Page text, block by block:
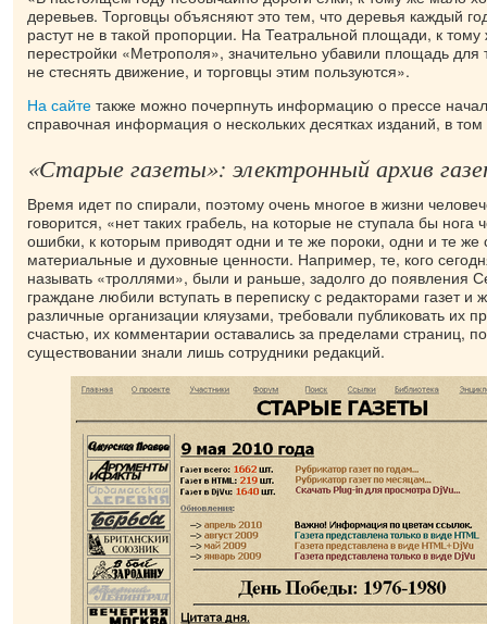
деревьев. Торговцы объясняют это тем, что деревья каждый
растут не в такой пропорции. На Театральной площади, к тому
перестройки «Метрополя», значительно убавили площадь для
не стеснять движение, и торговцы этим пользуются».
На сайте также можно почерпнуть информацию о прессе
справочная информация о нескольких десятках изданий, в
«Старые газеты»: электронный архив
Время идет по спирали, поэтому очень многое в жизни
говорится, «нет таких грабель, на которые не ступала бы
ошибки, к которым приводят одни и те же пороки, одни и те же
материальные и духовные ценности. Например, те, кого
называть «троллями», были и раньше, задолго до появления
граждане любили вступать в переписку с редакторами газет и
различные организации кляузами, требовали публиковать их
счастью, их комментарии оставались за пределами страниц,
существовании знали лишь сотрудники редакций.